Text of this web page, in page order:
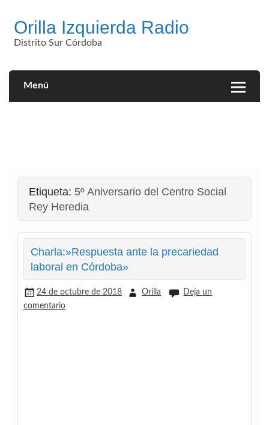
contenido
Orilla Izquierda Radio
Distrito Sur Córdoba
Menú
Etiqueta: 5º Aniversario del Centro Social
Rey Heredia
Charla:»Respuesta ante la precariedad
laboral en Córdoba»
24 de octubre de 2018 Orilla
Deja un
comentario